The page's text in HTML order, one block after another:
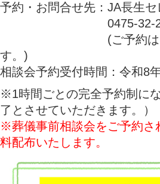
予約・お問合せ先：JA長生
0475-32-
(ご予約はお電話に
す。)
相談会予約受付時間：令和8
※1時間ごとの完全予約制に
了とさせていただきます。）
※葬儀事前相談会をご予約さ
料配布いたします。